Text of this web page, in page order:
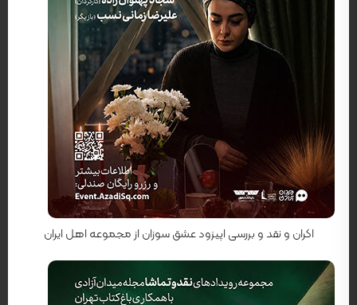
کارگردان: رضا محبی, سجاد پهلوان زاده
اکران و نقد و بررسی اپیزود عشق سوزان از مجموعه اهل ایران